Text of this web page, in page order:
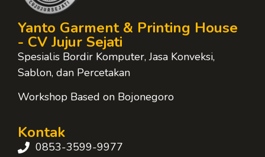
Yanto Garment & Printing House
- CV Jujur Sejati
Spesialis Bordir Komputer, Jasa Konveksi,
Sablon, dan Percetakan
Workshop Based on Bojonegoro
Kontak
0853-3599-9977